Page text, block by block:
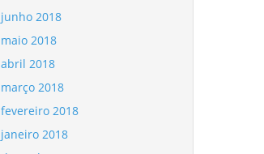
junho 2018
maio 2018
abril 2018
março 2018
fevereiro 2018
janeiro 2018